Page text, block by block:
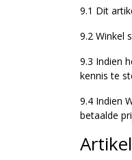
9.1 Dit
9.2 Winkel
9.3 Indien
kennis te
9.4 Indien
betaalde